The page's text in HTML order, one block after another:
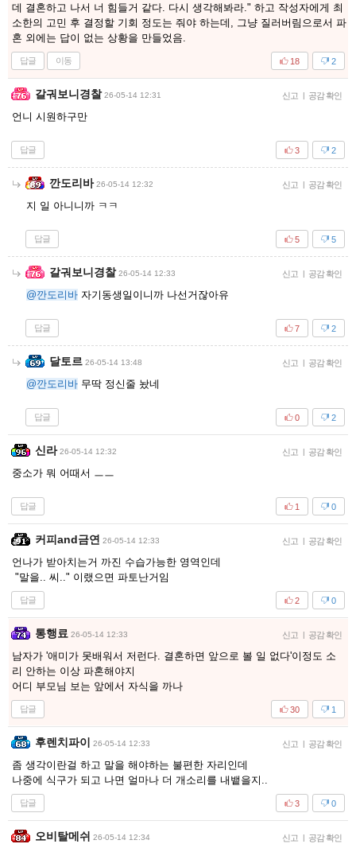
데 결혼하고 나서 너 힘들거 같다. 다시 생각해봐라." 하고 작성자에게 최
소한의 고민 후 결정할 기회 정도는 줘야 하는데, 그냥 질러버림으로서 파
혼 외에는 답이 없는 상황을 만들었음.
답글 이동 2
18
갈궈보니경찰 26-05-14 12:31 신고 | 공감 확인
언니 시원하구만
답글 2
3
깐도리바 26-05-14 12:32 신고 | 공감 확인
지 일 아니니까 ㅋㅋ
답글 5
5
갈궈보니경찰 26-05-14 12:33 신고 | 공감 확인
@깐도리바 자기동생일이니까 나선거잖아유
답글 2
7
달토르 26-05-14 13:48 신고 | 공감 확인
@깐도리바 무딱 정신줄 놨네
답글 2
0
신라 26-05-14 12:32 신고 | 공감 확인
중소가 뭐 어때서 ㅡㅡ
답글 0
1
커피and금연 26-05-14 12:33 신고 | 공감 확인
언나가 받아치는거 까진 수습가능한 영역인데
"말을.. 씨.." 이랬으면 파토난거임
답글 0
2
통행료 26-05-14 12:33 신고 | 공감 확인
남자가 '애미가 못배워서 저런다. 결혼하면 앞으로 볼 일 없다'이정도 소
리 안하는 이상 파혼해야지
어디 부모님 보는 앞에서 자식을 까나
답글 1
30
후렌치파이 26-05-14 12:33 신고 | 공감 확인
좀 생각이란걸 하고 말을 해야하는 불편한 자리인데
나중에 식구가 되고 나면 얼마나 더 개소리를 내뱉을지..
답글 0
3
오비탈메쉬 26-05-14 12:34 신고 | 공감 확인